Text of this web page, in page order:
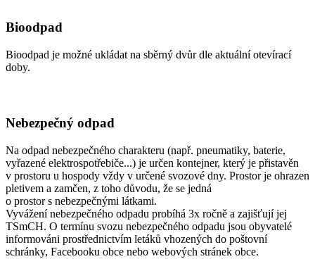
Bioodpad
Bioodpad je možné ukládat na sběrný dvůr dle aktuální otevírací
doby.
Nebezpečný odpad
Na odpad nebezpečného charakteru (např. pneumatiky, baterie,
vyřazené elektrospotřebiče...) je určen kontejner, který je přistavěn
v prostoru u hospody vždy v určené svozové dny. Prostor je ohrazen
pletivem a zamčen, z toho důvodu, že se jedná
o prostor s nebezpečnými látkami.
Vyvážení nebezpečného odpadu probíhá 3x ročně a zajišťují jej
TSmCH. O termínu svozu nebezpečného odpadu jsou obyvatelé
informováni prostřednictvím letáků vhozených do poštovní
schránky, Facebooku obce nebo webových stránek obce.